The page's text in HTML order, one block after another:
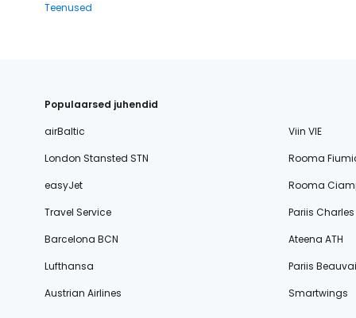
Teenused
Populaarsed juhendid
airBaltic
Viin VIE
London Stansted STN
Rooma
easyJet
Rooma
Travel Service
Pariis
Barcelona BCN
Ateena ATH
Lufthansa
Pariis
Austrian Airlines
Smartwings